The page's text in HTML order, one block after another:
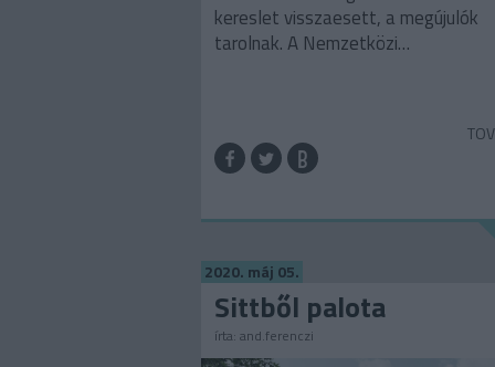
kereslet visszaesett, a megújulók
tarolnak. A Nemzetközi…
2020. máj 05.
Sittből palota
írta: and.ferenczi